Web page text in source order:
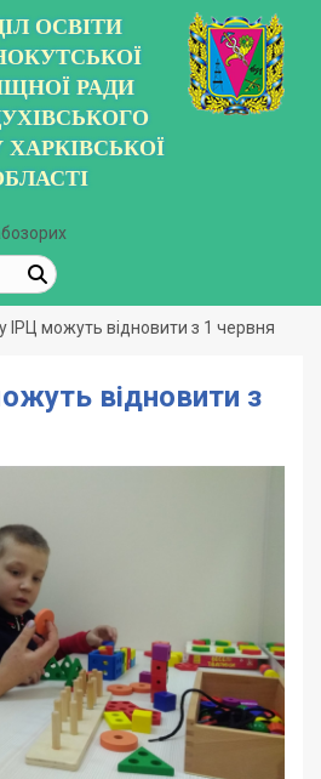
ОСВІТИ
РАДИ
ІРЦ можуть відновити з 1 червня
відновити з